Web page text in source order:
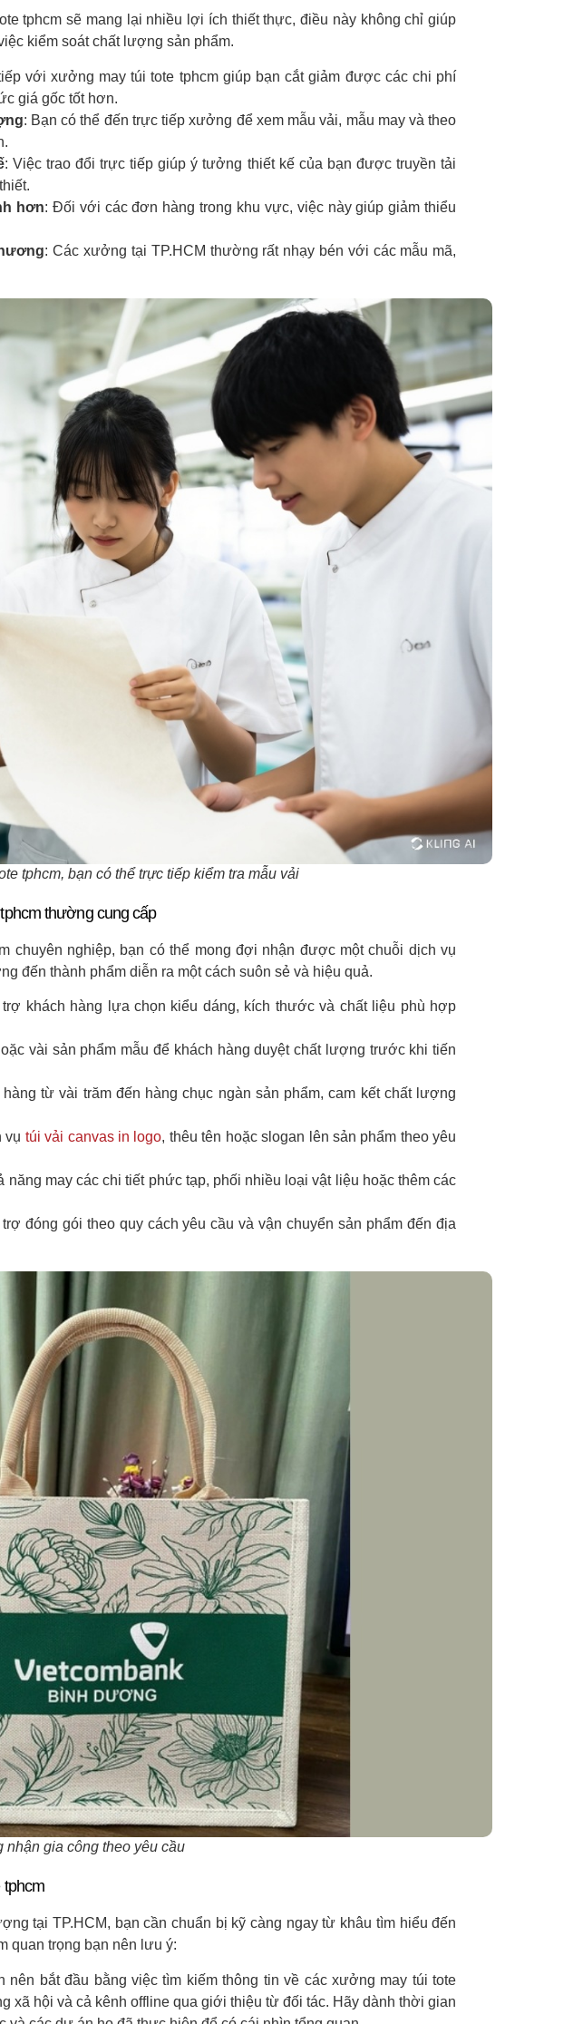
tphcm sẽ mang lại nhiều lợi ích thiết thực, điều này không chỉ giúp
kiểm soát chất lượng sản phẩm.
với xưởng may túi tote tphcm giúp bạn cắt giảm được các chi phí
giá gốc tốt hơn.
: Bạn có thể đến trực tiếp xưởng để xem mẫu vải, mẫu may và theo
: Việc trao đổi trực tiếp giúp ý tưởng thiết kế của bạn được truyền tải
hơn: Đối với các đơn hàng trong khu vực, việc này giúp giảm thiểu
: Các xưởng tại TP.HCM thường rất nhạy bén với các mẫu mã,
tphcm, bạn có thể trực tiếp kiểm tra mẫu vải
thường cung cấp
chuyên nghiệp, bạn có thể mong đợi nhận được một chuỗi dịch vụ
đến thành phẩm diễn ra một cách suôn sẻ và hiệu quả.
trợ khách hàng lựa chọn kiểu dáng, kích thước và chất liệu phù hợp
vài sản phẩm mẫu để khách hàng duyệt chất lượng trước khi tiến
từ vài trăm đến hàng chục ngàn sản phẩm, cam kết chất lượng
vụ túi vải canvas in logo, thêu tên hoặc slogan lên sản phẩm theo yêu
năng may các chi tiết phức tạp, phối nhiều loại vật liệu hoặc thêm các
đóng gói theo quy cách yêu cầu và vận chuyển sản phẩm đến địa
nhận gia công theo yêu cầu
tphcm
tại TP.HCM, bạn cần chuẩn bị kỹ càng ngay từ khâu tìm hiểu đến
quan trọng bạn nên lưu ý:
nên bắt đầu bằng việc tìm kiếm thông tin về các xưởng may túi tote
xã hội và cả kênh offline qua giới thiệu từ đối tác. Hãy dành thời gian